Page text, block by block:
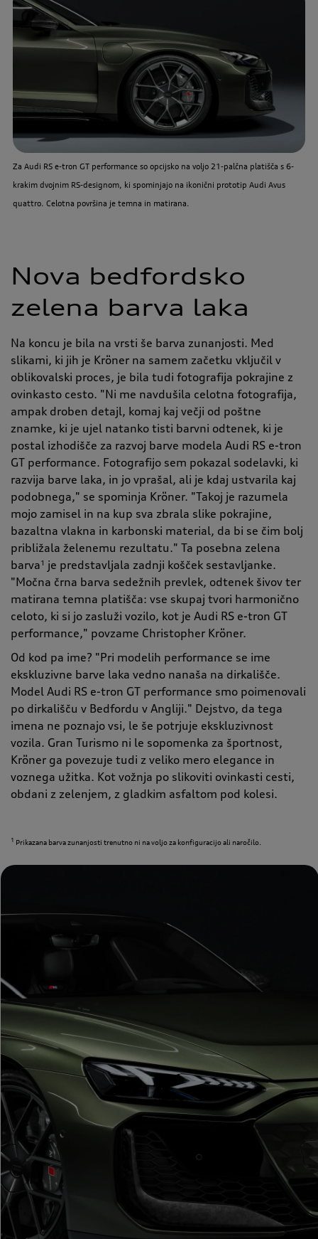
Za Audi RS e-tron GT performance so opcijsko na voljo 21-palčna platišča s 6-
krakim dvojnim RS-designom, ki spominjajo na ikonični prototip Audi Avus
quattro. Celotna površina je temna in matirana.
Nova bedfordsko
zelena barva laka
Na koncu je bila na vrsti še barva zunanjosti. Med
slikami, ki jih je Kröner na samem začetku vključil v
oblikovalski proces, je bila tudi fotografija pokrajine z
ovinkasto cesto. "Ni me navdušila celotna fotografija,
ampak droben detajl, komaj kaj večji od poštne
znamke, ki je ujel natanko tisti barvni odtenek, ki je
postal izhodišče za razvoj barve modela Audi RS e-tron
GT performance. Fotografijo sem pokazal sodelavki, ki
razvija barve laka, in jo vprašal, ali je kdaj ustvarila kaj
podobnega," se spominja Kröner. "Takoj je razumela
mojo zamisel in na kup sva zbrala slike pokrajine,
bazaltna vlakna in karbonski material, da bi se čim bolj
približala želenemu rezultatu." Ta posebna zelena
barva1 je predstavljala zadnji košček sestavljanke.
"Močna črna barva sedežnih prevlek, odtenek šivov ter
matirana temna platišča: vse skupaj tvori harmonično
celoto, ki si jo zasluži vozilo, kot je Audi RS e-tron GT
performance," povzame Christopher Kröner.
Od kod pa ime? "Pri modelih performance se ime
ekskluzivne barve laka vedno nanaša na dirkališče.
Model Audi RS e-tron GT performance smo poimenovali
po dirkališču v Bedfordu v Angliji." Dejstvo, da tega
imena ne poznajo vsi, le še potrjuje ekskluzivnost
vozila. Gran Turismo ni le sopomenka za športnost,
Kröner ga povezuje tudi z veliko mero elegance in
voznega užitka. Kot vožnja po slikoviti ovinkasti cesti,
obdani z zelenjem, z gladkim asfaltom pod kolesi.
1 Prikazana barva zunanjosti trenutno ni na voljo za konfiguracijo ali naročilo.